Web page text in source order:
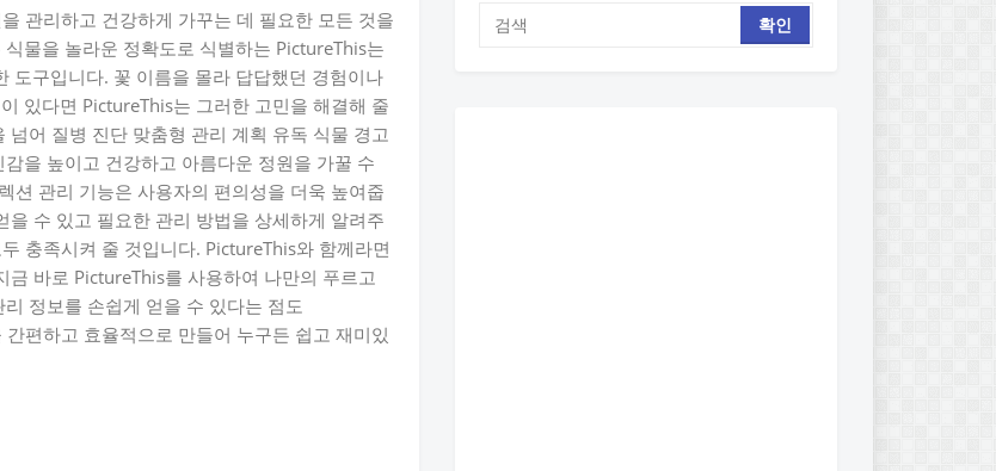
관리하고 건강하게 가꾸는 데 필요한 모든 것을
물을 놀라운 정확도로 식별하는 PictureThis는
도구입니다. 꽃 이름을 몰라 답답했던 경험이나
있다면 PictureThis는 그러한 고민을 해결해 줄
어 질병 진단 맞춤형 관리 계획 유독 식물 경고
을 높이고 건강하고 아름다운 정원을 가꿀 수
션 관리 기능은 사용자의 편의성을 더욱 높여줍
수 있고 필요한 관리 방법을 상세하게 알려주
충족시켜 줄 것입니다. PictureThis와 함께라면
바로 PictureThis를 사용하여 나만의 푸르고
정보를 손쉽게 얻을 수 있다는 점도
편하고 효율적으로 만들어 누구든 쉽고 재미있